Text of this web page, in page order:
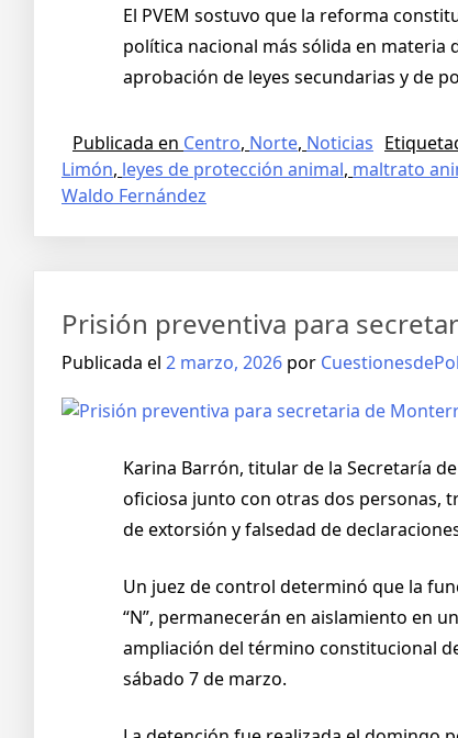
El PVEM sostuvo que la reforma
política nacional más sólida en materia
aprobación de leyes secundarias y de
Publicada en Centro, Norte, Noticias
Limón, leyes de protección animal, maltrato
Waldo Fernández
Prisión preventiva para
Publicada el 2 marzo, 2026 por
Karina Barrón, titular de la Secretaría
oficiosa junto con otras dos personas,
de extorsión y falsedad de
Un juez de control determinó que la
“N”, permanecerán en aislamiento en
ampliación del término constitucional
sábado 7 de marzo.